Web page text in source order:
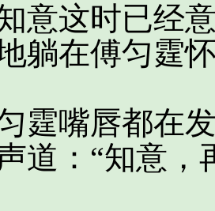
这时已经意
躺在傅匀霆
嘴唇都在发
道：“知意